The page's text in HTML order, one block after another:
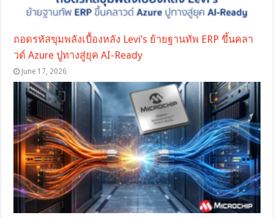
ถอดรหัสขุมพลังเบื้องหลัง Levi’s ย้ายฐานทัพ ERP ขึ้นคลา
วด์ Azure ปูทางสู่ยุค AI-Ready
June 17, 2026